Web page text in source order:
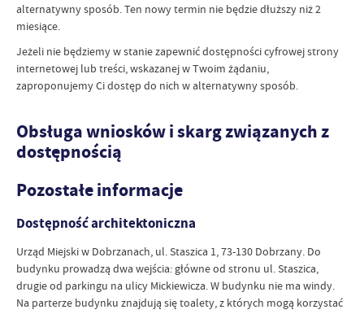
alternatywny sposób. Ten nowy termin nie będzie dłuższy niż 2
miesiące.
Jeżeli nie będziemy w stanie zapewnić dostępności cyfrowej strony
internetowej lub treści, wskazanej w Twoim żądaniu,
zaproponujemy Ci dostęp do nich w alternatywny sposób.
Obsługa wniosków i skarg związanych z
dostępnością
Pozostałe informacje
Dostępność architektoniczna
Urząd Miejski w Dobrzanach, ul. Staszica 1, 73-130 Dobrzany. Do
budynku prowadzą dwa wejścia: główne od stronu ul. Staszica,
drugie od parkingu na ulicy Mickiewicza. W budynku nie ma windy.
Na parterze budynku znajdują się toalety, z których mogą korzystać